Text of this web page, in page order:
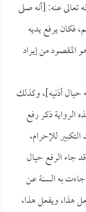
عنه: [أنه صلى
فكان يرفع يديه
المقصود من إيراد
حيال أذنيه]، وكذلك
الرواية ذكر رفع
للإحرام،
جاء الرفع حيال
جاءت به السنة عن
هذا، ويفعل هذا،